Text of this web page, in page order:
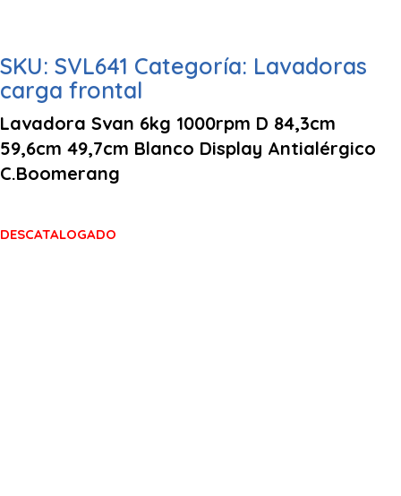
SKU: SVL641 Categoría: Lavadoras
carga frontal
Lavadora Svan 6kg 1000rpm D 84,3cm
59,6cm 49,7cm Blanco Display Antialérgico
C.Boomerang
DESCATALOGADO